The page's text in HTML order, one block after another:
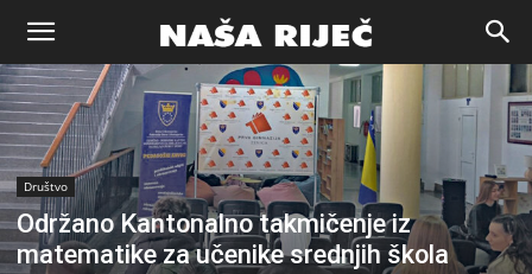
Naša
riječ
Zenica
Društvo
Održano Kantonalno takmičenje iz
matematike za učenike srednjih škola